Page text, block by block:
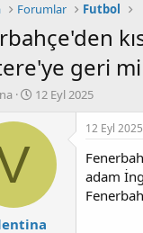
Forumlar Futbol
geri
B
ş
ı
ç
12 Eyl 2025
12 Eyl 2025
adam